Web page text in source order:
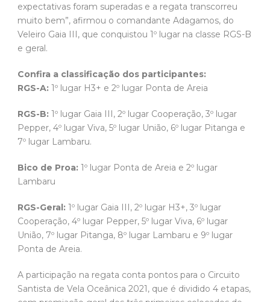
expectativas foram superadas e a regata transcorreu
muito bem”, afirmou o comandante Adagamos, do
Veleiro Gaia III, que conquistou 1º lugar na classe RGS-B
e geral.
Confira a classificação dos participantes:
RGS-A: 1º lugar H3+ e 2º lugar Ponta de Areia
RGS-B: 1º lugar Gaia III, 2º lugar Cooperação, 3º lugar
Pepper, 4º lugar Viva, 5º lugar União, 6º lugar Pitanga e
7º lugar Lambaru.
Bico de Proa: 1º lugar Ponta de Areia e 2º lugar
Lambaru
RGS-Geral: 1º lugar Gaia III, 2º lugar H3+, 3º lugar
Cooperação, 4º lugar Pepper, 5º lugar Viva, 6º lugar
União, 7º lugar Pitanga, 8º lugar Lambaru e 9º lugar
Ponta de Areia.
A participação na regata conta pontos para o Circuito
Santista de Vela Oceânica 2021, que é dividido 4 etapas,